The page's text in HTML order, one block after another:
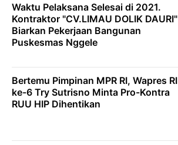
Waktu Pelaksana Selesai di 2021.
Kontraktor "CV.LIMAU DOLIK DAURI"
Biarkan Pekerjaan Bangunan
Puskesmas Nggele
Bertemu Pimpinan MPR RI, Wapres RI
ke-6 Try Sutrisno Minta Pro-Kontra
RUU HIP Dihentikan